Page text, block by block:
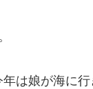
は娘が海に